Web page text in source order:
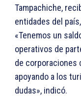
Tampachiche,
entidades del
«Tenemos un
operativos de
de corporaciones
apoyando a los
dudas», indicó.